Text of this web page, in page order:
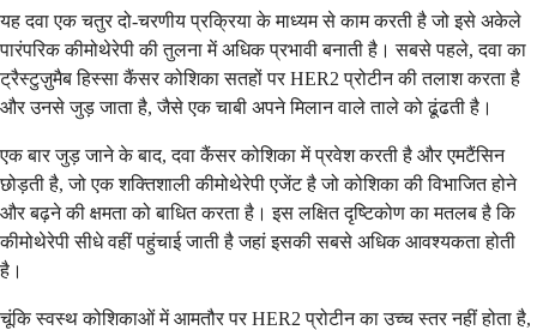
यह दवा एक चतुर दो-चरणीय प्रक्रिया के माध्यम से काम करती है जो इसे अकेले
पारंपरिक कीमोथेरेपी की तुलना में अधिक प्रभावी बनाती है। सबसे पहले, दवा का
ट्रैस्टुज़ुमैब हिस्सा कैंसर कोशिका सतहों पर HER2 प्रोटीन की तलाश करता है
और उनसे जुड़ जाता है, जैसे एक चाबी अपने मिलान वाले ताले को ढूंढती है।
एक बार जुड़ जाने के बाद, दवा कैंसर कोशिका में प्रवेश करती है और एमटैंसिन
छोड़ती है, जो एक शक्तिशाली कीमोथेरेपी एजेंट है जो कोशिका की विभाजित होने
और बढ़ने की क्षमता को बाधित करता है। इस लक्षित दृष्टिकोण का मतलब है कि
कीमोथेरेपी सीधे वहीं पहुंचाई जाती है जहां इसकी सबसे अधिक आवश्यकता होती
है।
चूंकि स्वस्थ कोशिकाओं में आमतौर पर HER2 प्रोटीन का उच्च स्तर नहीं होता है,